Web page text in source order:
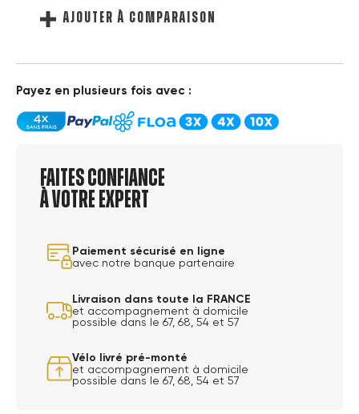
AJOUTER À COMPARAISON
Payez en plusieurs fois avec :
Faites confiance
à votre expert
Paiement sécurisé en ligne
avec notre banque partenaire
Livraison dans toute la FRANCE
et accompagnement à domicile
possible dans le 67, 68, 54 et 57
Vélo livré pré-monté
et accompagnement à domicile
possible dans le 67, 68, 54 et 57